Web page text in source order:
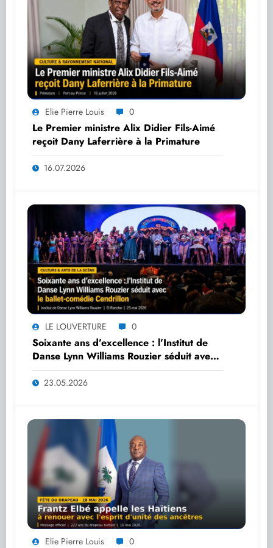
Elie Pierre Louis 0
Le Premier ministre Alix Didier Fils-Aimé
reçoit Dany Laferrière à la Primature
16.07.2026
LE LOUVERTURE 0
Soixante ans d’excellence : l’Institut de
Danse Lynn Williams Rouzier séduit avec
le ballet-comédie Cendrillon
23.05.2026
Elie Pierre Louis 0